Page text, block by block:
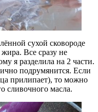
сухой сковороде
Все сразу не
я разделила на 2 части.
подрумянится. Если
прилипает), то можно
сливочного масла.